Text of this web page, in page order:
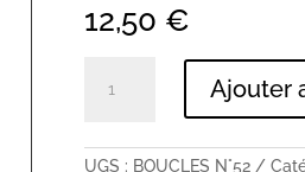
12,50 €
CÉRAMIQUE
Ajouter
UGS : BOUCLES N°52